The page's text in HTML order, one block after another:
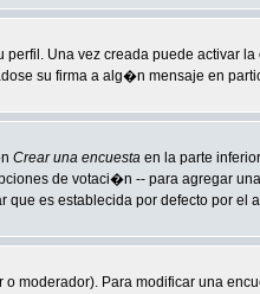
perfil. Una vez creada puede activar
su firma a alg�n mensaje en
Crear una encuesta en la parte
de votaci�n -- para agregar
es establecida por defecto por el
Para modificar una